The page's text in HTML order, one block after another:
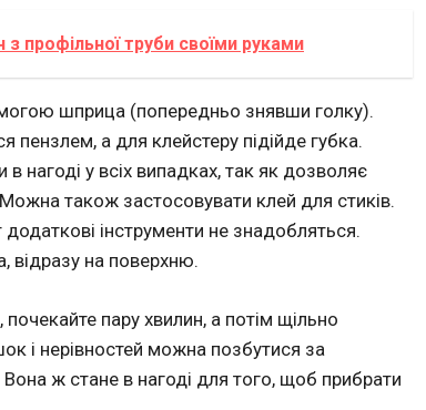
профільної труби своїми руками
шприца (попередньо знявши голку).
пензлем, а для клейстеру підійде губка.
нагоді у всіх випадках, так як дозволяє
також застосовувати клей для стиків.
інструменти не знадобляться.
відразу на поверхню.
пару хвилин, а потім щільно
і нерівностей можна позбутися за
ж стане в нагоді для того, щоб прибрати